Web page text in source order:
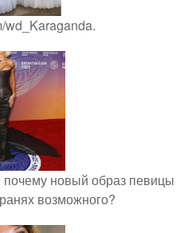
wd_Karaganda.
новый образ певицы
возможного?